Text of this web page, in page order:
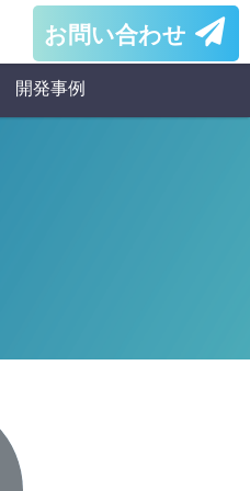
お問い合わせ
開発事例